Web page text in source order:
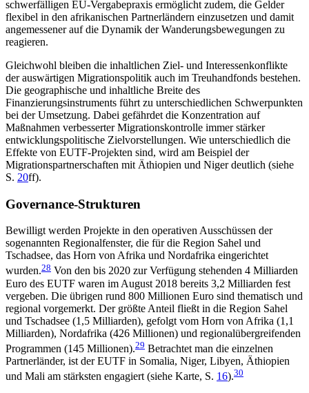
schwerfälligen EU-Vergabepraxis ermöglicht zudem, die Gelder
flexibel in den afrikanischen Partnerländern einzusetzen und damit
angemessener auf die Dyna­mik der Wanderungsbewegungen zu
reagieren.
Gleichwohl bleiben die inhaltlichen Ziel- und Interessenkonflikte
der auswärtigen Migrationspolitik auch im Treuhandfonds bestehen.
Die geographische und inhaltliche Breite des
Finanzierungsinstruments führt zu unterschiedlichen Schwerpunkten
bei der Umsetzung. Dabei gefährdet die Konzentration auf
Maßnahmen verbesserter Migrationskontrolle immer stärker
entwicklungspolitische Zielvorstellungen. Wie unterschiedlich die
Effekte von EUTF-Projekten sind, wird am Beispiel der
Migrationspartnerschaften mit Äthiopien und Niger deutlich (siehe
S. 20ff).
Governance-Strukturen
Bewilligt werden Projekte in den operativen Ausschüssen der
sogenannten Regionalfenster, die für die Region Sahel und
Tschadsee, das Horn von Afrika und Nordafrika eingerichtet
wurden.28 Von den bis 2020 zur Verfügung stehenden 4 Milliarden
Euro des EUTF waren im August 2018 bereits 3,2 Milliarden fest
ver­geben. Die übrigen rund 800 Millionen Euro sind the­matisch und
regional vorgemerkt. Der größte Anteil fließt in die Region Sahel
und Tschadsee (1,5 Milliar­den), gefolgt vom Horn von Afrika (1,1
Milliarden), Nordafrika (426 Millionen) und regionalübergreifenden
Programmen (145 Millionen).29 Betrachtet man die einzelnen
Partnerländer, ist der EUTF in Somalia, Niger, Libyen, Äthiopien
und Mali am stärksten enga­giert (siehe Karte, S. 16).30